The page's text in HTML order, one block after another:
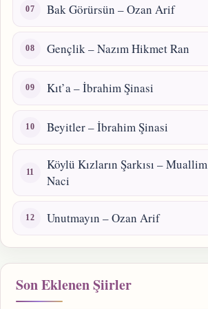
Bak Görürsün – Ozan Arif
Gençlik – Nazım Hikmet Ran
Kıt’a – İbrahim Şinasi
Beyitler – İbrahim Şinasi
Köylü Kızların Şarkısı – Muallim
Naci
Unutmayın – Ozan Arif
Son Eklenen Şiirler